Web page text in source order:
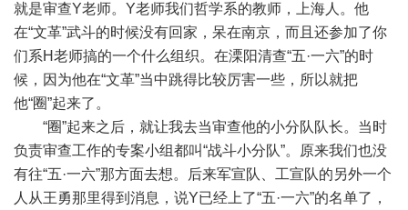
就是审查Y老师。Y老师我们哲学系的教师，上海人。他
在“文革”武斗的时候没有回家，呆在南京，而且还参加了你
们系H老师搞的一个什么组织。在溧阳清查“五·一六”的时
候，因为他在“文革”当中跳得比较厉害一些，所以就把
他“圈”起来了。
“圈”起来之后，就让我去当审查他的小分队队长。当时
负责审查工作的专案小组都叫“战斗小分队”。原来我们也没
有往“五·一六”那方面去想。后来军宣队、工宣队的另外一个
人从王勇那里得到消息，说Y已经上了“五·一六”的名单了，